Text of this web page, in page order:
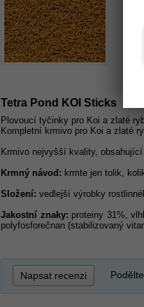
Tetra Pond KOI Sticks
Plovoucí tyčinky pro Koi a zlaté
Kompletní krmivo pro Koi a zlaté
Krmivo nejvyšší kvality,
Krmný návod: krmte jen tolik,
Složení: vedlejší výrobky
Jakostní znaky: proteiny 31%,
polyfosforečnan (stabilizovaný
Napsat recenzi